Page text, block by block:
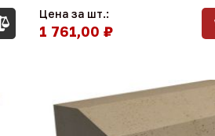
Цена за шт.:
1 761,00 ₽